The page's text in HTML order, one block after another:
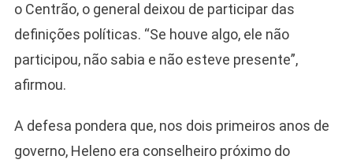
o Centrão, o general deixou de participar das
definições políticas. “Se houve algo, ele não
participou, não sabia e não esteve presente”,
afirmou.
A defesa pondera que, nos dois primeiros anos de
governo, Heleno era conselheiro próximo do